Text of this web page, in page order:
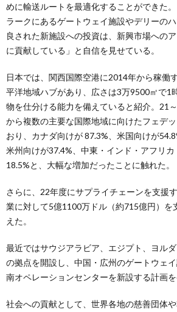
めに輸送ルートを最適化することができた
ラークにあるゲートウェイ施設やデリーの
良された新施設への投資は、新興市場への
に貢献している」と自信を見せている。
日本では、関西国際空港に2014年から稼働
平洋地域ハブがあり、広さは3万9500㎡で1
物を仕分ける能力を備えていると紹介。21
から複数の主要な国際地域に向けたフェデ
おり、カナダ向けが 87.3%、米国向けが
米州向けが37.4%、中東・インド・アフリ
18.5%と、大幅な増加だったことに触れた。
さらに、22年度にサプライチェーンを支援
業に対して5億1100万ドル（約715億円）を
えた。
最近ではサウジアラビア、エジプト、ヨル
の拠点を開設し、中国・広州のゲートウェ
南オペレーションセンターを新設する計画を
社会への貢献として、世界各地の慈善団体